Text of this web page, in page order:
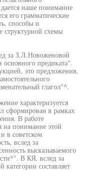
наше понимание
его грамматические
способы и
структурной схемы
за З.Л.Новоженовой
предиката".
это предложения,
глагол"^.
характеризуется
сформирован в рамках
В работе
на понимание этой
в советском
вслед за
высказываемого
В КЯ, вслед за
составляет